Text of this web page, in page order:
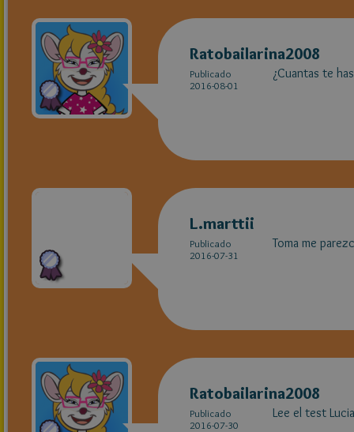
Ratobailarina2008
Publicado
2016-08-01
¿Cuantas te
L.marttii
Publicado
2016-07-31
Toma me
Ratobailarina2008
Publicado
2016-07-30
Lee el test